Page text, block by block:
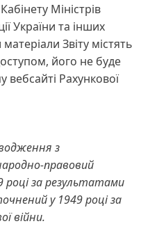
Міністрів
України та інших
Звіту містять
його не буде
Рахункової
з
правовий
за результатами
у 1949 році за
війни.